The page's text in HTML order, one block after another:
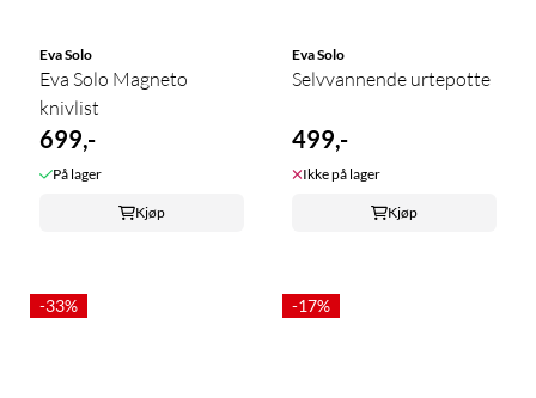
Eva Solo
Eva Solo Magneto
knivlist
699,-
På lager
Kjøp
Eva Solo
Selvvannende urtepotte
499,-
Ikke på lager
Kjøp
-33% -17%